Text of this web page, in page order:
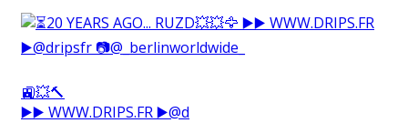
🚉💥🔨⁠
▶️▶️ WWW.DRIPS.FR ▶️@d